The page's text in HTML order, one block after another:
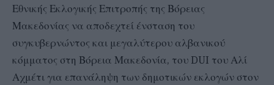
Εθνικής Εκλογικής Επιτροπής της Βόρειας
Μακεδονίας να αποδεχτεί ένσταση του
συγκυβερνώντος και μεγαλύτερου αλβανικού
κόμματος στη Βόρεια Μακεδονία, του DUI του Αλί
Αχμέτι για επανάληψη των δημοτικών εκλογών στον